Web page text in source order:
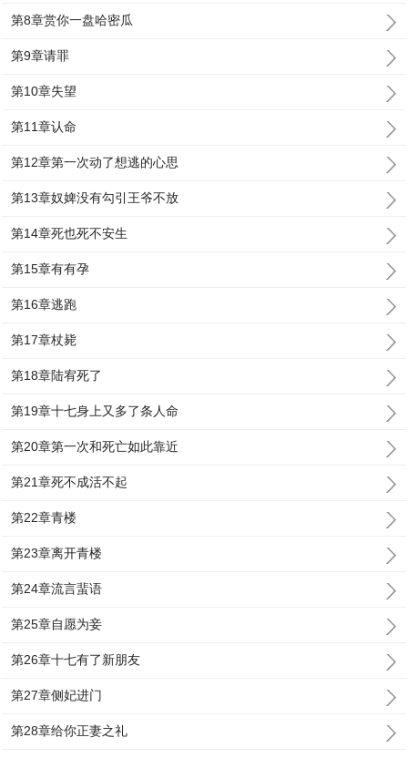
第8章赏你一盘哈密瓜
第9章请罪
第10章失望
第11章认命
第12章第一次动了想逃的心思
第13章奴婢没有勾引王爷不放
第14章死也死不安生
第15章有有孕
第16章逃跑
第17章杖毙
第18章陆宥死了
第19章十七身上又多了条人命
第20章第一次和死亡如此靠近
第21章死不成活不起
第22章青楼
第23章离开青楼
第24章流言蜚语
第25章自愿为妾
第26章十七有了新朋友
第27章侧妃进门
第28章给你正妻之礼